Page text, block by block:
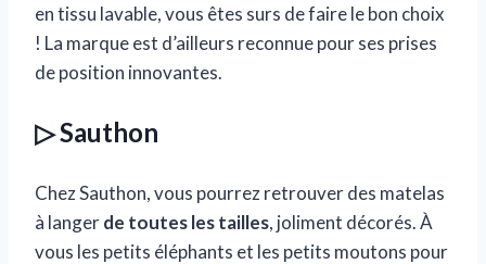
en tissu lavable, vous êtes surs de faire le bon choix
! La marque est d’ailleurs reconnue pour ses prises
de position innovantes.
▷ Sauthon
Chez Sauthon, vous pourrez retrouver des matelas
à langerde toutes les tailles, joliment décorés. À
vous les petits éléphants et les petits moutons pour